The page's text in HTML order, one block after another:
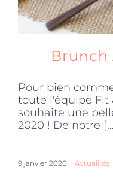
Brunch
Pour bien
toute l'équipe Fit
souhaite une
2020 ! De notre
9 janvier 2020 | Actualités